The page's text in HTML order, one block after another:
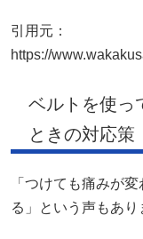
引用元：
https://
ベルトを使っ
ときの対応策
「つけても痛みが
る」という声もあり